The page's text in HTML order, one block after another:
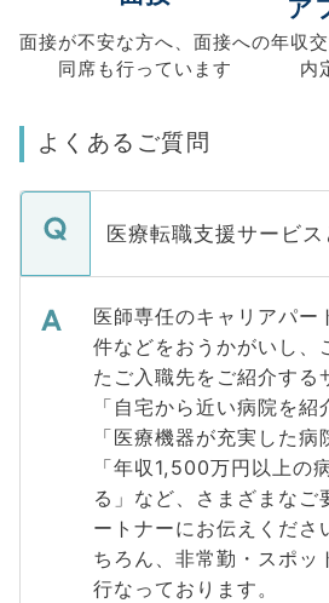
面接が不安な方へ、 面接への
同席も行っています
ア
年収
内
よくあるご質問
医療転職支援サービス
医師専任のキャリアパー
件などをおうかがいし、
たご入職先をご紹介する
「自宅から近い病院を紹
「医療機器が充実した病
「年収1,500万円以上の
る」など、さまざまなご
ートナーにお伝えくださ
ちろん、非常勤・スポッ
行なっております。